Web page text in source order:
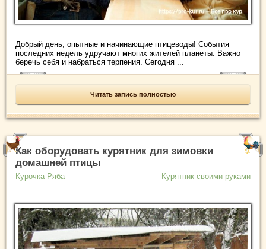
Добрый день, опытные и начинающие птицеводы! События
последних недель удручают многих жителей планеты. Важно
беречь себя и набраться терпения. Сегодня ...
Читать запись полностью
Как оборудовать курятник для зимовки
домашней птицы
Курочка Ряба Курятник своими руками